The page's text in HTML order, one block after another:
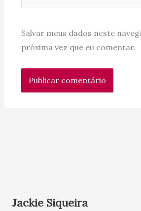
Salvar meus dados neste
próxima vez que eu comentar.
Jackie Siqueira